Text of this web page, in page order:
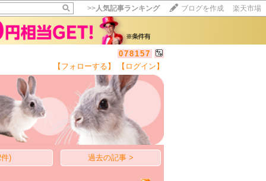
>>人気記事ランキング ブログを作成 楽天市場
078157
【フォローする】 【ログイン】
15記事にいいね！で1ポイント
いいね!
) 過去の記事 >